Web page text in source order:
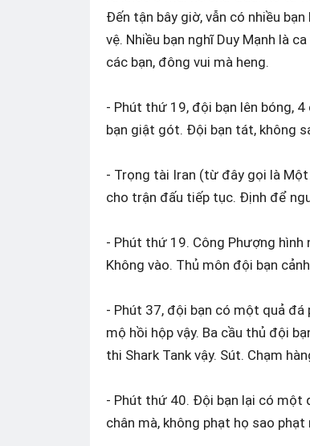
Đến tận bây giờ, vẫn có nhiều
vệ. Nhiều bạn nghĩ Duy Mạnh là
các bạn, đông vui mà heng.
- Phút thứ 19, đội bạn lên bóng,
bạn giật gót. Đội bạn tát, không
- Trọng tài Iran (từ đây gọi là
cho trận đấu tiếp tục. Định để
- Phút thứ 19. Công Phượng
Không vào. Thủ môn đội bạn
- Phút 37, đội bạn có một quả
mộ hồi hộp vậy. Ba cầu thủ đội
thi Shark Tank vậy. Sút. Chạm
- Phút thứ 40. Đội bạn lại có một
chân mà, không phạt họ sao